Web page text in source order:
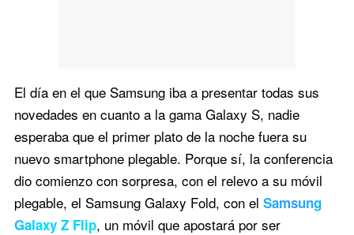
El día en el que Samsung iba a presentar todas sus
novedades en cuanto a la gama Galaxy S, nadie
esperaba que el primer plato de la noche fuera su
nuevo smartphone plegable. Porque sí, la conferencia
dio comienzo con sorpresa, con el relevo a su móvil
plegable, el Samsung Galaxy Fold, con el Samsung
Galaxy Z Flip, un móvil que apostará por ser